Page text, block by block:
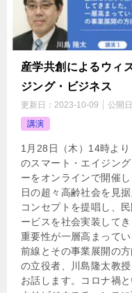
産学共創によるウィ
ジング・ビジネス
更新日： 2023-10-09 公開日
講演
1月28日（木）14時よ
のスマート・エイジン
ーをオンラインで開催
日の超々高齢社会を見
コンセプトを提唱し、
ービスを社会実装して
重要性が一層高まって
前線とその事業展開の
の立役者、川島隆太教
お話します。コロナ禍